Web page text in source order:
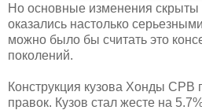
Но основные изменения скрыты
оказались настолько
можно было бы считать это
поколений.
Конструкция кузова Хонды СРВ
правок. Кузов стал жесте на